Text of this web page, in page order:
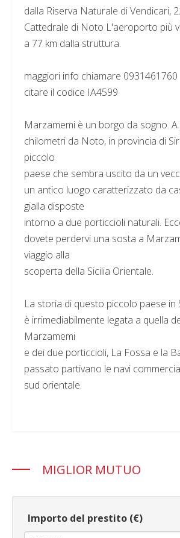
dalla Riserva Naturale di Vendicari,
Cattedrale di Noto L'aeroporto più
a 77 km dalla struttura.
maggiori info chiamare 0931461760
citare il codice IA4599
Marzamemi è un borgo da sogno.
chilometri da Noto, in provincia di
piccolo
paese che sembra uscito da un
un antico luogo caratterizzato da
gialla disposte
intorno a due porticcioli naturali.
dovete perdervi una sosta a
viaggio alla
scoperta della Sicilia Orientale.
La storia di questo piccolo paese in
è irrimediabilmente legata a quella
Marzamemi
e dei due porticcioli, La Fossa e la
passato partivano le navi
sud orientale.
MIGLIOR MUTUO
Importo del prestito (€)